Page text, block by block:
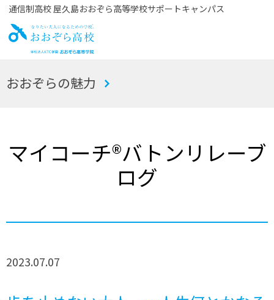
通信制高校 屋久島おおぞら高等学校サポートキャンパス
お
おおぞらの魅力
マイコーチ®バトンリレーブ
ログ
2023.07.07